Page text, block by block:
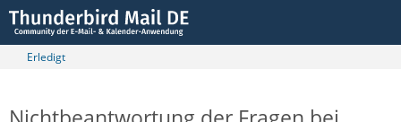
Erledigt